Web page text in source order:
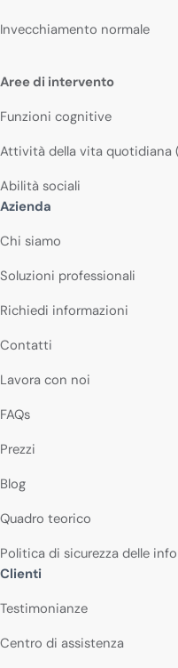
Invecchiamento normale
Aree di intervento
Funzioni cognitive
Attività della vita quotidiana
Abilità sociali
Azienda
Chi siamo
Soluzioni professionali
Richiedi informazioni
Contatti
Lavora con noi
FAQs
Prezzi
Blog
Quadro teorico
Politica di sicurezza delle
Clienti
Testimonianze
Centro di assistenza